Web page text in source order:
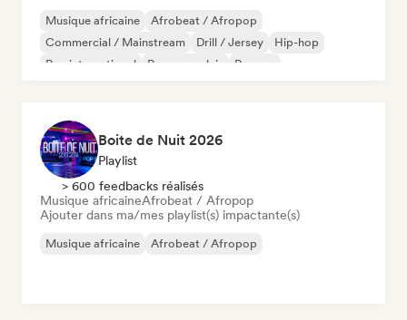
Musique africaine
Afrobeat / Afropop
Commercial / Mainstream
Drill / Jersey
Hip-hop
Rap international
Rap en anglais Reggae
Boite de Nuit 2026
Playlist
> 600 feedbacks réalisés
Musique africaineAfrobeat / Afropop
Ajouter dans ma/mes playlist(s) impactante(s)
Musique africaine Afrobeat / Afropop